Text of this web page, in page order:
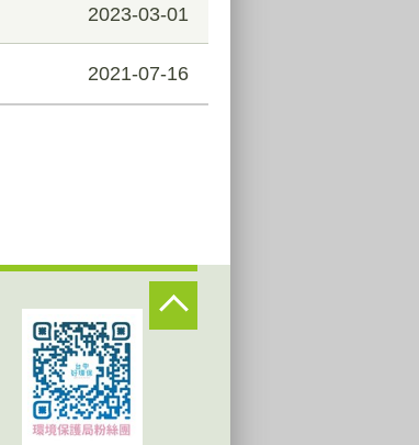
2023-03-01
2021-07-16